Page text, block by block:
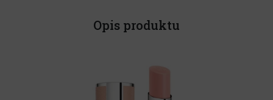
Opis produktu